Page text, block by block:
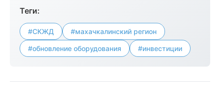
Теги:
#СКЖД #махачкалинский регион
#обновление оборудования #инвестиции